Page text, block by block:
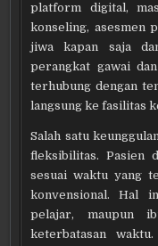
platform digital,
konseling, asesmen
jiwa kapan saja
perangkat gawai
terhubung dengan
langsung ke fasilitas
Salah satu
fleksibilitas. Pasien
sesuai waktu yang
konvensional. Hal
pelajar, maupun
keterbatasan